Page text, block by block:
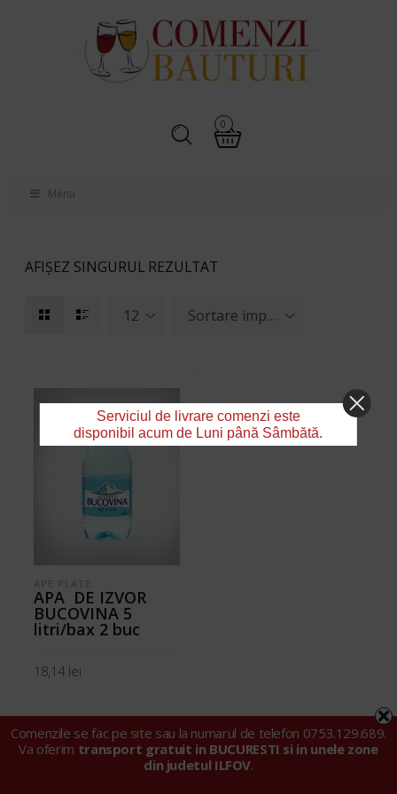
0
Menu
AFIȘEZ SINGURUL REZULTAT
12 Sortare implicită
APE PLATE
APA DE IZVOR
BUCOVINA 5
litri/bax 2 buc
18,14 lei
Comenzile se fac pe site sau la numarul de telefon 0753.129.689.
Va oferim transport gratuit in BUCURESTI si in unele zone
din judetul ILFOV.
Serviciul de livrare comenzi este
disponibil acum de Luni până Sâmbătă.